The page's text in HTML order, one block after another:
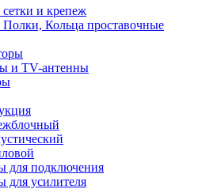
и крепеж
Кольца проставочные
и TV-антенны
для подключения
для усилителя